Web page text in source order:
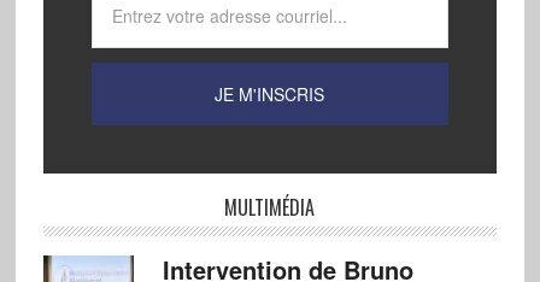
MULTIMÉDIA
Intervention de Bruno